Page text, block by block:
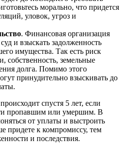
морально, что придется
уловок, угроз и
. Финансовая организация
и взыскать задолженность
имущества. Так есть риск
собственность, земельные
долга. Помимо этого
принудительно взыскивать до
спустя 5 лет, если
пропавшим или умершим. В
от уплаты и выстроить
придете к компромиссу, тем
и последствия.